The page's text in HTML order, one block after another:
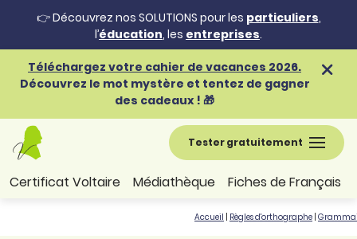
👉 Découvrez nos SOLUTIONS pour les particuliers,
l’éducation, les entreprises.
Téléchargez votre cahier de vacances 2026.
Découvrez le mot mystère et tentez de gagner
des cadeaux ! 🎁
Tester gratuitement
Certificat Voltaire Médiathèque Fiches de Français
Accueil Règles d'orthographe